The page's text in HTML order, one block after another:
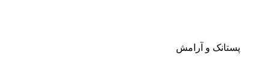
پستانک و آرامش